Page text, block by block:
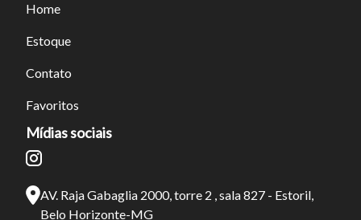
Home
Estoque
Contato
Favoritos
Mídias sociais
AV. Raja Gabaglia 2000, torre 2 , sala 827 - Estoril,
Belo Horizonte-MG